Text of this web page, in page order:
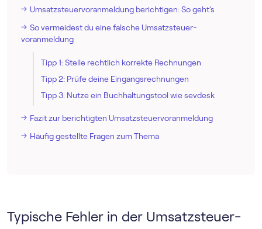
Umsatz­steuer­voranmeldung berichtigen: So geht’s
So vermeidest du eine falsche Umsatz­steuer­
voranmeldung
Tipp 1: Stelle rechtlich korrekte Rechnungen
Tipp 2: Prüfe deine Eingangsrechnungen
Tipp 3: Nutze ein Buchhaltungstool wie sevdesk
Fazit zur berichtigten Umsatz­steuer­voranmeldung
Häufig gestellte Fragen zum Thema
Typische Fehler in der Umsatz­steuer­